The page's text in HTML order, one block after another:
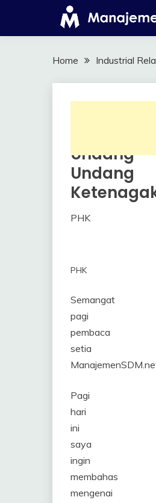
content
Home Industrial
Undang-
Undang
PHK
PHK
Semangat
pagi
pembaca
setia
Pagi
hari
ini
saya
ingin
membahas
mengenai